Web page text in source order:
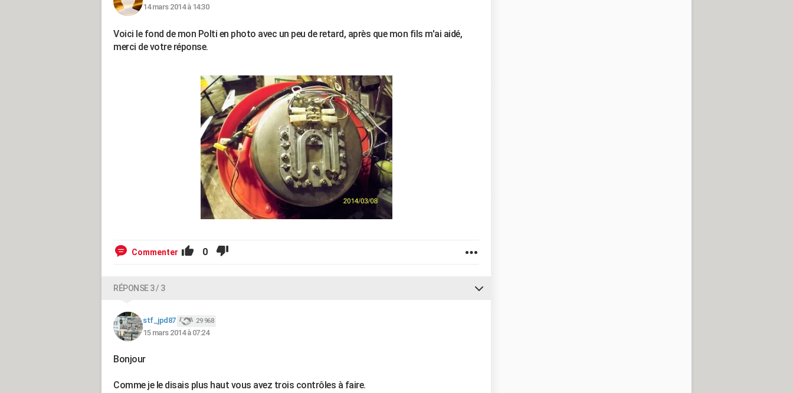
14 mars 2014 à 14:30
Voici le fond de mon Polti en photo avec un peu de retard, après que mon fils m'ai aidé,
merci de votre réponse.
Commenter 0
RÉPONSE 3 / 3
stf_jpd87 29 968
15 mars 2014 à 07:24
Bonjour
Comme je le disais plus haut vous avez trois contrôles à faire.